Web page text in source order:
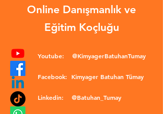
Online Danışmanlık ve
Eğitim Koçluğu
Youtube: @KimyagerBatuhanTumay
Facebook: Kimyager Batuhan Tümay
Linkedin: @Batuhan_Tumay